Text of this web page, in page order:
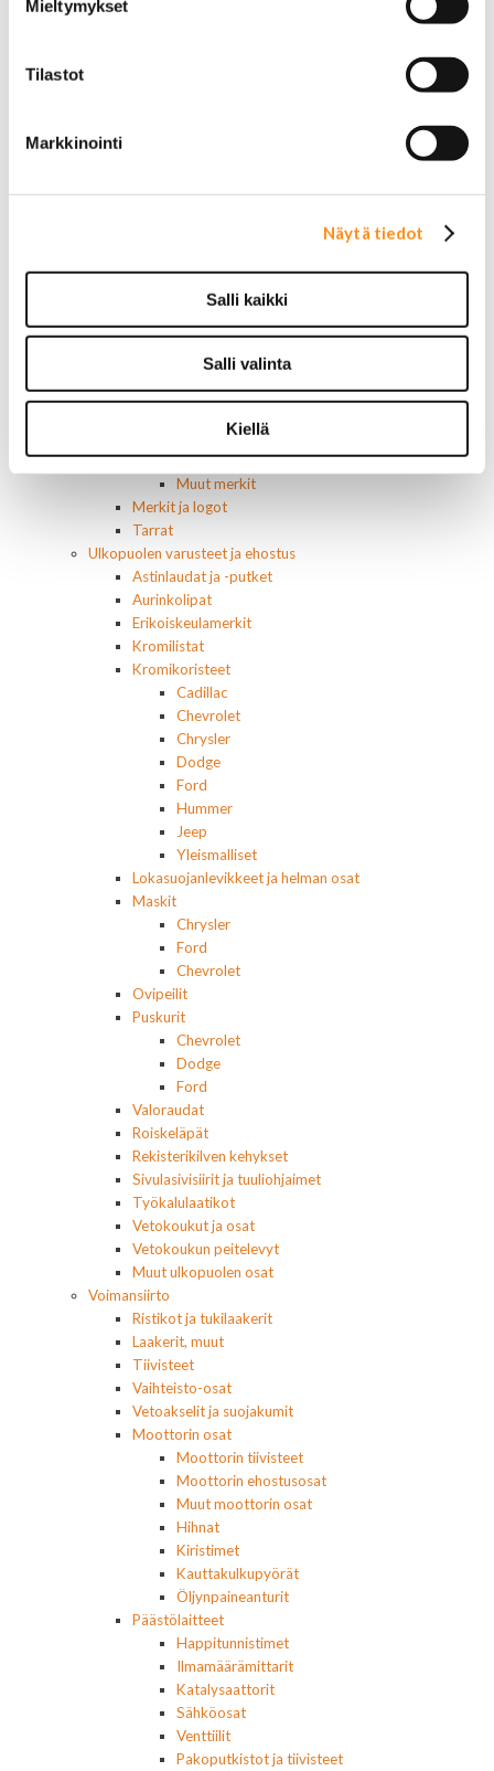
Mieltymykset
Tilastot
Markkinointi
Näytä tiedot
Salli kaikki
Salli valinta
Kiellä
Tarrat, tunnukset, logot, merkit
Chevrolet merkit
Chrysler merkit
Dodge merkit
Lincoln merkit
Mercury merkit
Plymouth merkit
Pontiac merkit
Muut merkit
Merkit ja logot
Tarrat
Ulkopuolen varusteet ja ehostus
Astinlaudat ja -putket
Aurinkolipat
Erikoiskeulamerkit
Kromilistat
Kromikoristeet
Cadillac
Chevrolet
Chrysler
Dodge
Ford
Hummer
Jeep
Yleismalliset
Lokasuojanlevikkeet ja helman osat
Maskit
Chrysler
Ford
Chevrolet
Ovipeilit
Puskurit
Chevrolet
Dodge
Ford
Valoraudat
Roiskeläpät
Rekisterikilven kehykset
Sivulasivisiirit ja tuuliohjaimet
Työkalulaatikot
Vetokoukut ja osat
Vetokoukun peitelevyt
Muut ulkopuolen osat
Voimansiirto
Ristikot ja tukilaakerit
Laakerit, muut
Tiivisteet
Vaihteisto-osat
Vetoakselit ja suojakumit
Moottorin osat
Moottorin tiivisteet
Moottorin ehostusosat
Muut moottorin osat
Hihnat
Kiristimet
Kauttakulkupyörät
Öljynpaineanturit
Päästölaitteet
Happitunnistimet
Ilmamäärämittarit
Katalysaattorit
Sähköosat
Venttiilit
Pakoputkistot ja tiivisteet